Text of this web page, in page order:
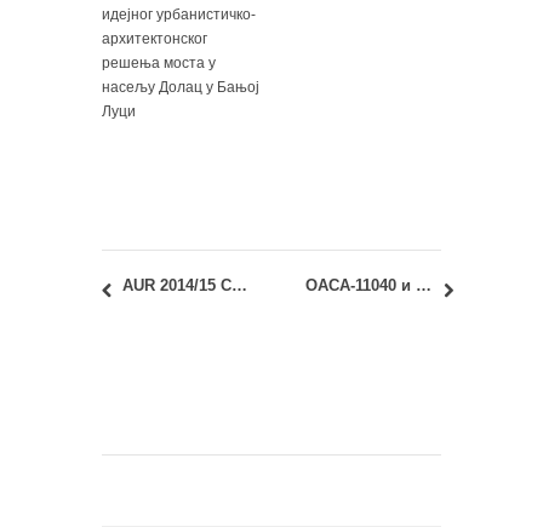
идејног урбанистичко-
архитектонског
решења моста у
насељу Долац у Бањој
Луци
AUR 2014/15 City and Society Lecture: Martin Severin Frandsen & Martin Rosenkreutz Madsen [Supertanker] ОАСА-11040 и ИАСА-11040 Архитектонске конструкције 1: Априлски испитни рок 2014/15.